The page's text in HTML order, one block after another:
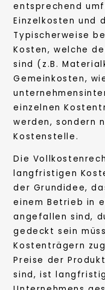
entsprechend
Einzelkosten und
Typischerweise
Kosten, welche
sind (z.B.
Gemeinkosten,
einzelnen
werden, sondern
Kostenstelle.
Die
langfristigen
der Grundidee,
einem Betrieb in
angefallen sind,
gedeckt sein
Kostenträgern
Preise der
sind, ist